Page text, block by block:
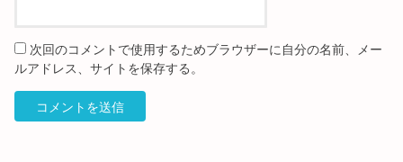
次回のコメントで使用するためブラウザーに自分の名前、メー
ルアドレス、サイトを保存する。